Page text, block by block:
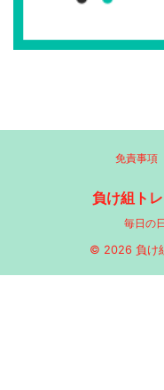
免責事項
負け組ト
毎日の
© 2026 負け